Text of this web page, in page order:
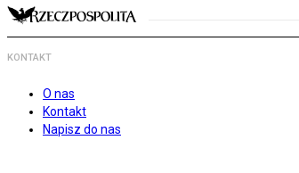
KONTAKT
O nas
Kontakt
Napisz do nas